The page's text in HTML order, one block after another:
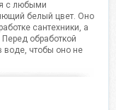
с любыми
белый цвет. Оно
сантехники, а
обработкой
воде, чтобы оно не